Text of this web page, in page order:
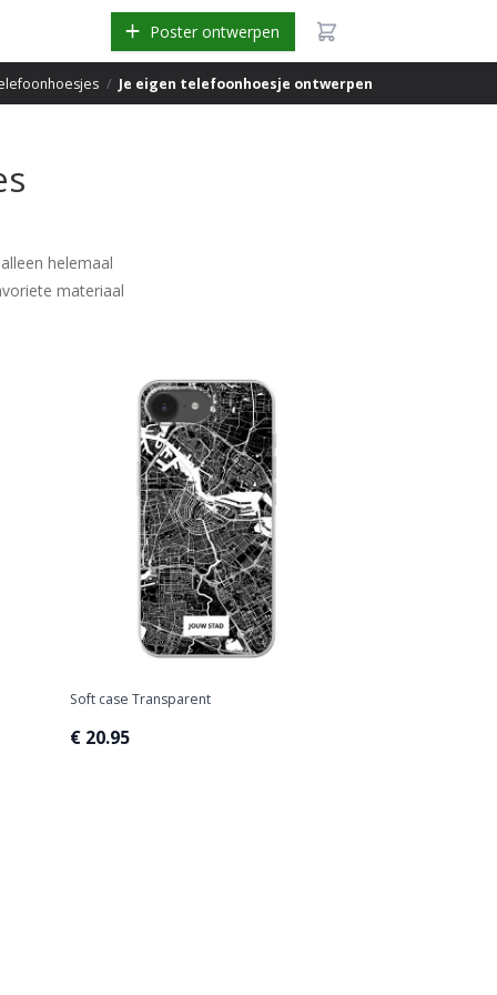
Poster ontwerpen
/ Je eigen telefoonhoesje ontwerpen
helemaal
materiaal
Soft case Transparent
€ 20.95